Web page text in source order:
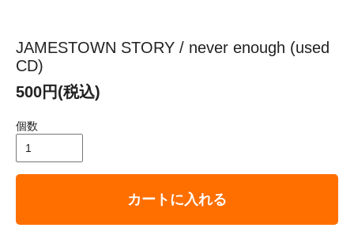
JAMESTOWN STORY / never enough (used
CD)
500円(税込)
個数
カートに入れる